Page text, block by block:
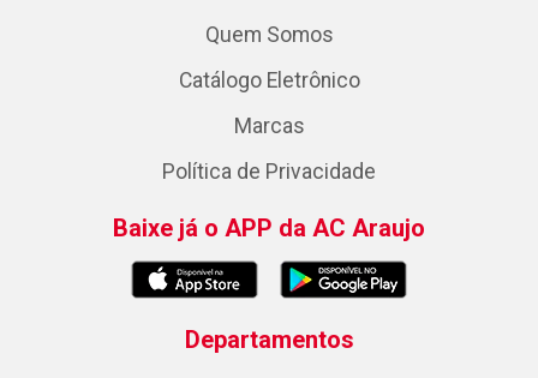
Quem Somos
Catálogo Eletrônico
Marcas
Política de Privacidade
Baixe já o APP da AC Araujo
Departamentos